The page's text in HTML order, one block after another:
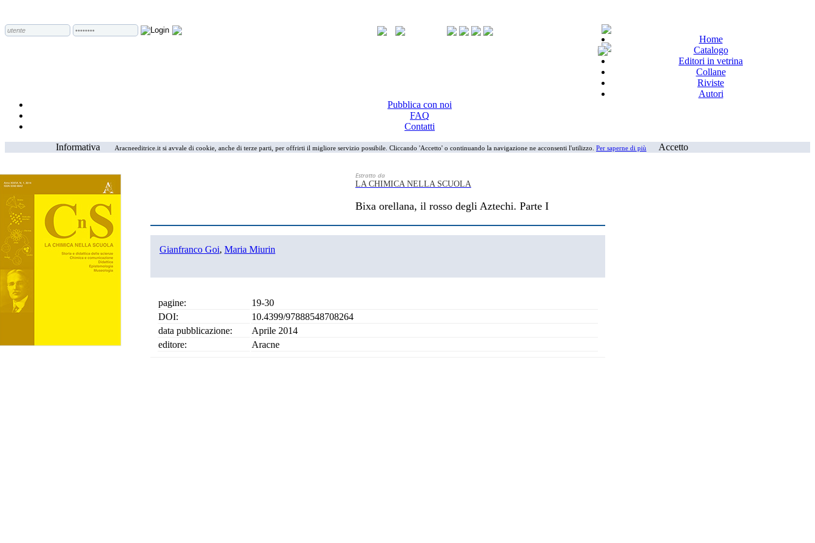
Home
Catalogo
Editori in vetrina
Collane
Riviste
Autori
Pubblica con noi
FAQ
Contatti
Informativa
Aracneeditrice.it si avvale di cookie, anche di terze parti, per offrirti il migliore servizio possibile. Cliccando 'Accetto' o continuando la navigazione ne acconsenti l'utilizzo. Per saperne di più Accetto
Estratto da
LA CHIMICA NELLA SCUOLA
Bixa orellana, il rosso degli Aztechi. Parte I
Gianfranco Goi, Maria Miurin
pagine:
19-30
DOI:
10.4399/97888548708264
data pubblicazione:
Aprile 2014
editore:
Aracne